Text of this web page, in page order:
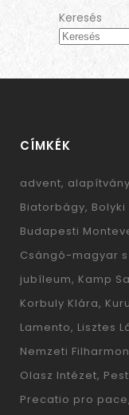
Keresés
CÍMKÉK
advent alapítvány
Biatorbágy
Budapesti
Csángó-magyar
jubíleum Kamp
Korbuly Klára
Lamento Lisztes
Nemzeti
Olasz Intézet
Precatio pro pace